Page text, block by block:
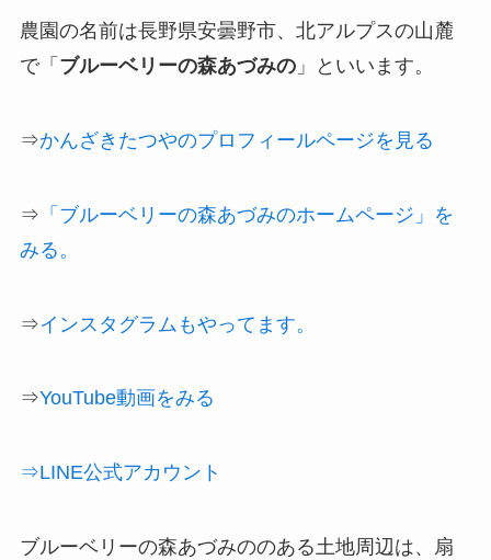
農園の名前は長野県安曇野市、北アルプスの山麓
で「 ブルーベリーの森あづみの」といいます。
⇒かんざきたつやのプロフィールページを見る
⇒ 「ブルーベリーの森あづみのホームページ」を
みる。
⇒インスタグラムもやってます。
⇒YouTube動画をみる
⇒LINE公式アカウント
ブルーベリーの森あづみののある土地周辺は、扇